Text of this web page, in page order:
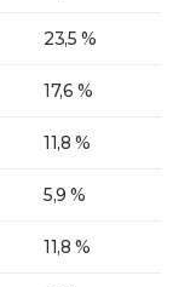
23,5 %
17,6 %
11,8 %
5,9 %
11,8 %